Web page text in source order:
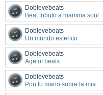
Doblevebeats
Beat tributo a mamma soul
Doblevebeats
Un mundo esferico
Doblevebeats
Age of beats
Doblevebeats
Pon tu mano sobre la mia